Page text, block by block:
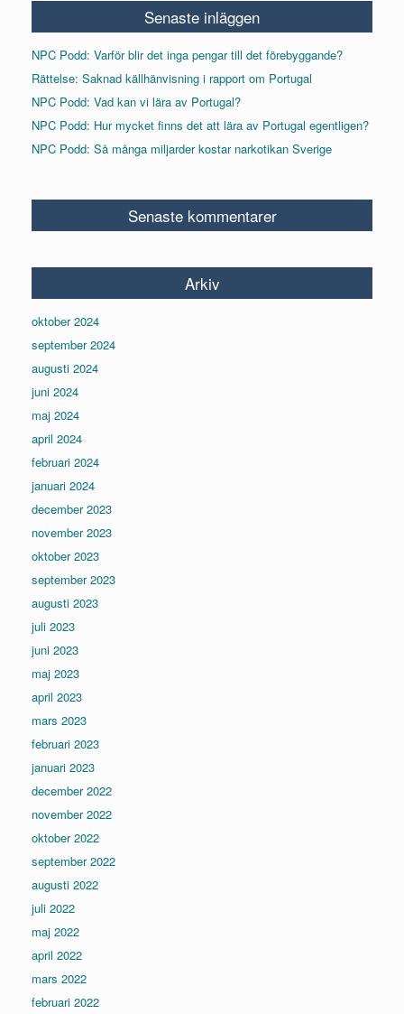
Senaste inläggen
NPC Podd: Varför blir det inga pengar till det förebyggande?
Rättelse: Saknad källhänvisning i rapport om Portugal
NPC Podd: Vad kan vi lära av Portugal?
NPC Podd: Hur mycket finns det att lära av Portugal egentligen?
NPC Podd: Så många miljarder kostar narkotikan Sverige
Senaste kommentarer
Arkiv
oktober 2024
september 2024
augusti 2024
juni 2024
maj 2024
april 2024
februari 2024
januari 2024
december 2023
november 2023
oktober 2023
september 2023
augusti 2023
juli 2023
juni 2023
maj 2023
april 2023
mars 2023
februari 2023
januari 2023
december 2022
november 2022
oktober 2022
september 2022
augusti 2022
juli 2022
maj 2022
april 2022
mars 2022
februari 2022